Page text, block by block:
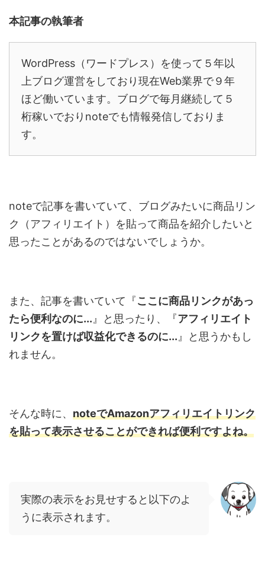
本記事の執筆者
WordPress （ワードプレス）を使って５年以
上ブログ運営をしており現在Web業界で９年
ほど働いています。ブログで毎月継続して５
桁稼いでおりnoteでも情報発信しておりま
す。
noteで記事を書いていて、ブログみたいに商品リン
ク（アフィリエイト）を貼って商品を紹介したいと
思ったことがあるのではないでしょうか。
また、記事を書いていて『ここに商品リンクがあっ
たら便利なのに... 』と思ったり、『アフィリエイト
リンクを置けば収益化できるのに... 』と思うかもし
れません。
そんな時に、 noteでAmazonアフィリエイトリンク
を貼って表示させることができれば便利ですよね。
実際の表示をお見せすると以下のよ
うに表示されます。